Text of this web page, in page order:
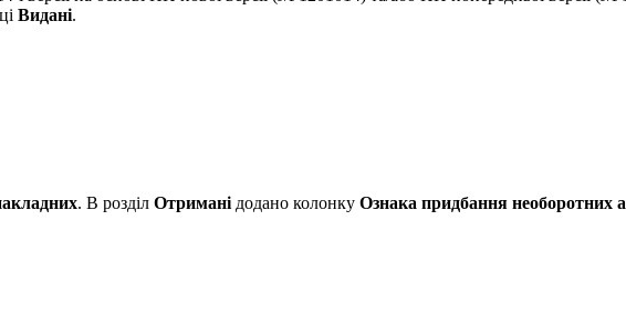
Видані.
. В розділ Отримані додано колонку Ознака придбання необоротних